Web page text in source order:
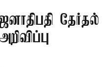
தேர்தல்